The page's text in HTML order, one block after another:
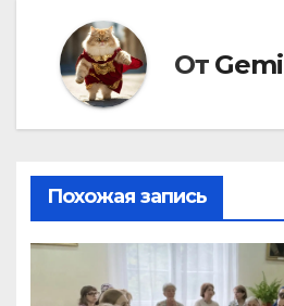
От Gemi
Похожая запись